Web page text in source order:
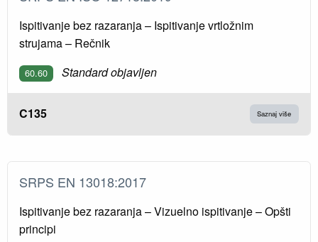
Ispitivanje bez razaranja – Ispitivanje vrtložnim
strujama – Rečnik
60.60 Standard objavljen
C135 Saznaj više
SRPS EN 13018:2017
Ispitivanje bez razaranja – Vizuelno ispitivanje – Opšti
principi